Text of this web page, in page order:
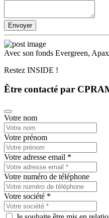
Envoyer
Avec son fonds Evergreen,
Restez INSIDE !
Être contacté par
Votre nom
Votre prénom
Votre adresse email *
Votre numéro de téléphone
Votre société *